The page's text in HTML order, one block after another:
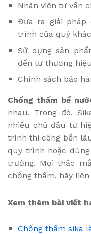
Nhân viên tư vấn
Đưa ra giải pháp
trình của quý
Sử dụng sản
đến từ thương
Chính sách bảo
Chống thấm bể
nhau. Trong đó,
nhiều chủ đầu tư
trình thi công bền
quy trình hoặc
trường. Mọi thắc
chống thấm, hãy
Xem thêm bài viết
Chống thấm sika